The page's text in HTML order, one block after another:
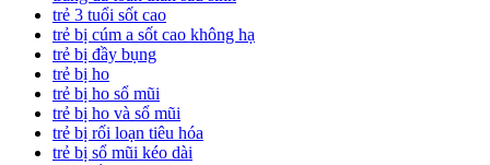
trẻ 3 tuổi sốt cao
trẻ bị cúm a sốt cao không hạ
trẻ bị đầy bụng
trẻ bị ho
trẻ bị ho sổ mũi
trẻ bị ho và sổ mũi
trẻ bị rối loạn tiêu hóa
trẻ bị sổ mũi kéo dài